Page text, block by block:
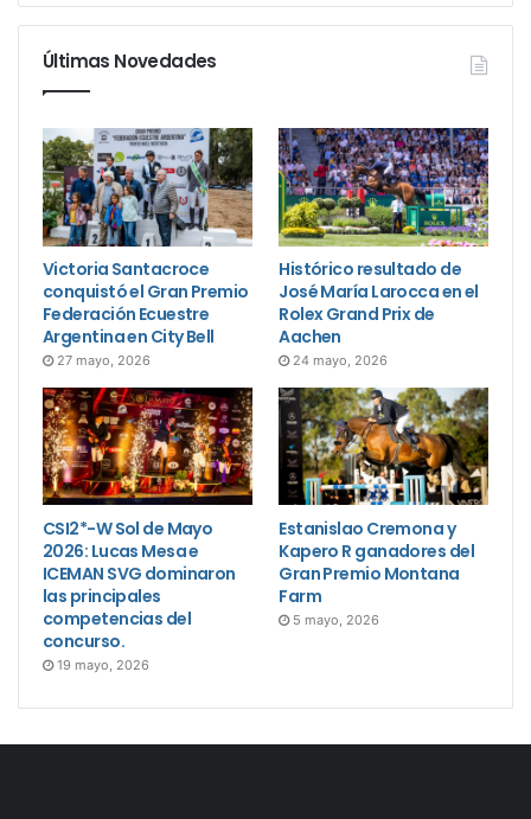
Últimas Novedades
Victoria Santacroce
conquistó el Gran Premio
Federación Ecuestre
Argentina en City Bell
27 mayo, 2026
Histórico resultado de
José María Larocca en el
Rolex Grand Prix de
Aachen
24 mayo, 2026
CSI2*-W Sol de Mayo
2026: Lucas Mesa e
ICEMAN SVG dominaron
las principales
competencias del
concurso.
19 mayo, 2026
Estanislao Cremona y
Kapero R ganadores del
Gran Premio Montana
Farm
5 mayo, 2026